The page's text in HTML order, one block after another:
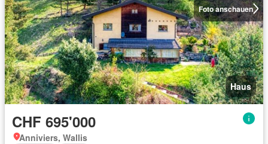
Foto anschauen
Haus
CHF 695'000
Anniviers, Wallis